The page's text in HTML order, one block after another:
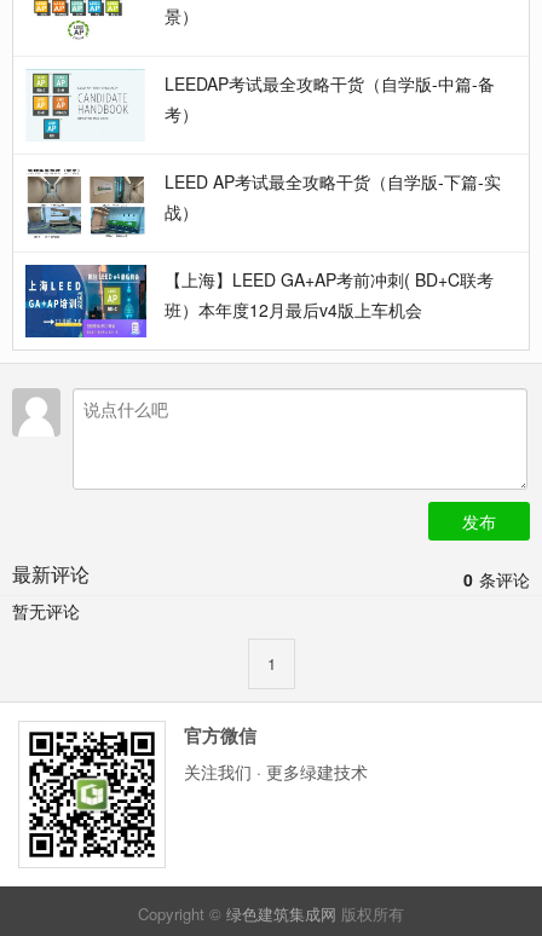
景）
LEEDAP考试最全攻略干货（自学版-中篇-备
考）
LEED AP考试最全攻略干货（自学版-下篇-实
战）
【上海】LEED GA+AP考前冲刺( BD+C联考
班）本年度12月最后v4版上车机会
发布
0 条评论
最新评论
暂无评论
1
官方微信
关注我们 · 更多绿建技术
Copyright © 绿色建筑集成网 版权所有